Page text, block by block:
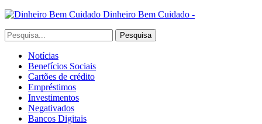
Dinheiro Bem Cuidado -
Notícias
Benefícios Sociais
Cartões de crédito
Empréstimos
Investimentos
Negativados
Bancos Digitais